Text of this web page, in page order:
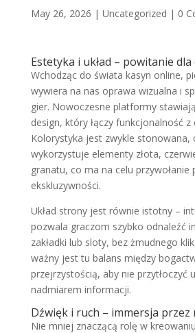
May 26, 2026 | Uncategorized | 0
Estetyka i układ – powitanie dla
Wchodząc do świata kasyn online,
wywiera na nas oprawa wizualna i
gier. Nowoczesne platformy
design, który łączy funkcjonalność z
Kolorystyka jest zwykle stonowana,
wykorzystuje elementy złota,
granatu, co ma na celu przywołanie
ekskluzywności.
Układ strony jest równie istotny –
pozwala graczom szybko odnaleźć
zakładki lub sloty, bez żmudnego
ważny jest tu balans między
przejrzystością, aby nie przytłoczyć
nadmiarem informacji.
Dźwięk i ruch – immersja przez
Nie mniej znaczącą rolę w